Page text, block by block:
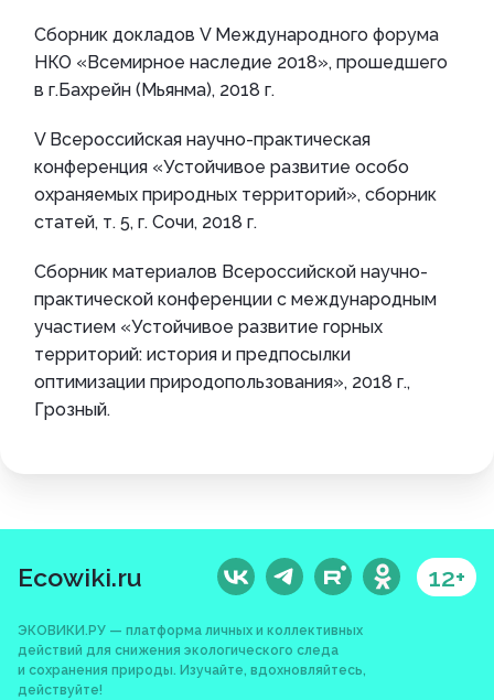
Сборник докладов V Международного форума
НКО «Всемирное наследие 2018», прошедшего
в г.Бахрейн (Мьянма), 2018 г.
V Всероссийская научно-практическая
конференция «Устойчивое развитие особо
охраняемых природных территорий», сборник
статей, т. 5, г. Сочи, 2018 г.
Сборник материалов Всероссийской научно-
практической конференции с международным
участием «Устойчивое развитие горных
территорий: история и предпосылки
оптимизации природопользования», 2018 г.,
Грозный.
Ecowiki.ru 12+
ЭКОВИКИ.РУ — платформа личных и коллективных
действий для снижения экологического следа
и сохранения природы. Изучайте, вдохновляйтесь,
действуйте!